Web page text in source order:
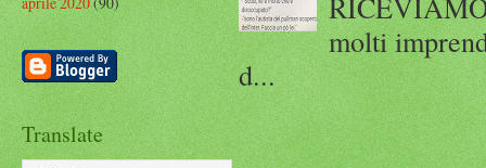
molti
d...
Translate